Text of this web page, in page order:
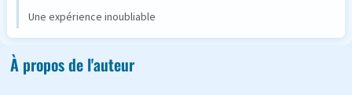
Une expérience inoubliable
À propos de l'auteur